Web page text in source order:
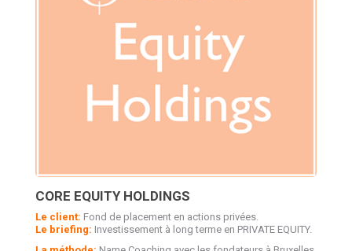
CORE EQUITY HOLDINGS
Le client: Fond de placement en actions privées.
Le briefing: Investissement à long terme en PRIVATE EQUITY.